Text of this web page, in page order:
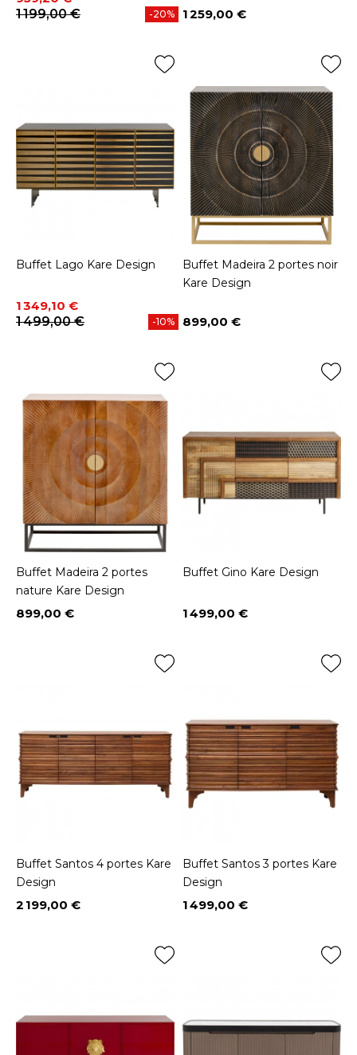
1 199,00 €
-20% Prix
1 259,00 €
Buffet Lago Kare Design
Prix
1 349,10 €
Prix de base
1 499,00 €
-10%
Buffet Madeira 2 portes noir
Kare Design
Prix
899,00 €
Buffet Madeira 2 portes
nature Kare Design
Prix
899,00 €
Buffet Gino Kare Design
Prix
1 499,00 €
Buffet Santos 4 portes Kare
Design
Prix
2 199,00 €
Buffet Santos 3 portes Kare
Design
Prix
1 499,00 €